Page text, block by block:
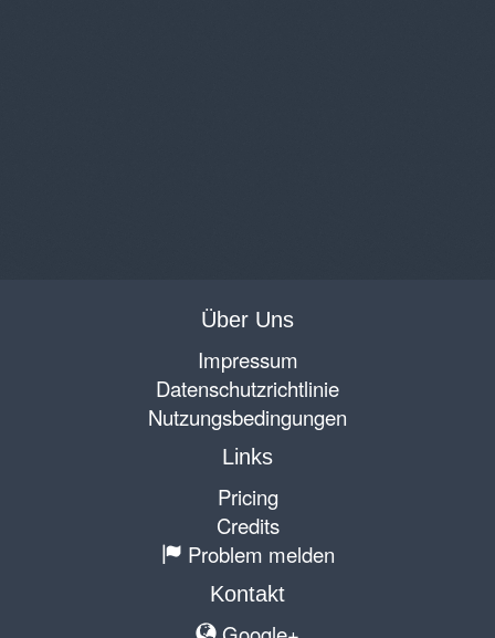
Über Uns
Impressum
Datenschutzrichtlinie
Nutzungsbedingungen
Links
Pricing
Credits
Problem melden
Kontakt